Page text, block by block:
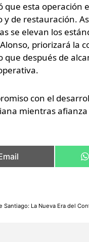
que esta operación
y de restauración.
se elevan los
priorizará la
después de
con el
mientras afianza
Santiago: La Nueva Era del